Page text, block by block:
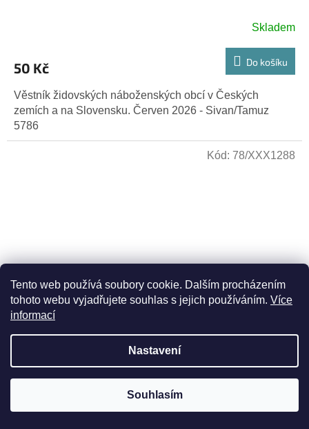
Tento web používá soubory cookie. Dalším procházením
tohoto webu vyjadřujete souhlas s jejich používáním. Více
informací
Nastavení
Souhlasím
Skladem
50 Kč Do košíku
Věstník židovských náboženských obcí v Českých
zemích a na Slovensku. Červen 2026 - Sivan/Tamuz
5786
Roš Chodeš - 5786 | Duben 2026 - Nisan/Ijar 5786
Kód: 78/XXX1288